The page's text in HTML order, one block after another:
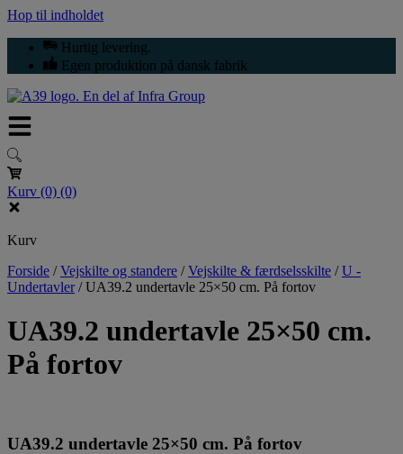
Hop til indholdet
Hurtig levering.
Egen produktion på dansk fabrik
Kurv (0) (0)
Kurv
Forside /Vejskilte og standere /Vejskilte & færdselsskilte /U -
Undertavler /UA39.2 undertavle 25×50 cm. På fortov
UA39.2 undertavle 25×50 cm.
På fortov
UA39.2 undertavle 25×50 cm. På fortov